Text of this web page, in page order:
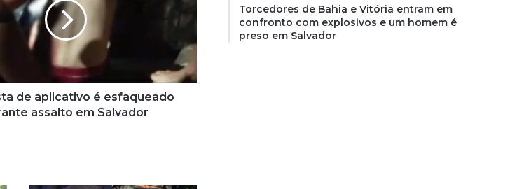
de aplicativo é esfaqueado
assalto em Salvador
Torcedores de Bahia e Vitória entram em
confronto com explosivos e um homem é
preso em Salvador